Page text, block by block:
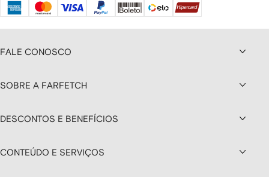
FALE CONOSCO
SOBRE A FARFETCH
DESCONTOS E BENEFÍCIOS
CONTEÚDO E SERVIÇOS